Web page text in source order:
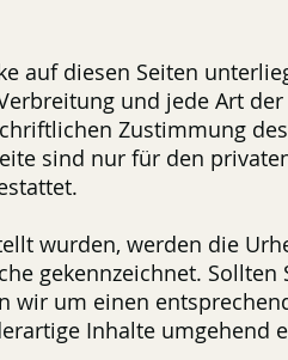
auf diesen Seiten
und jede Art
Zustimmung
sind nur für den
wurden, werden die
gekennzeichnet. Sollten
wir um einen
Inhalte umgehend